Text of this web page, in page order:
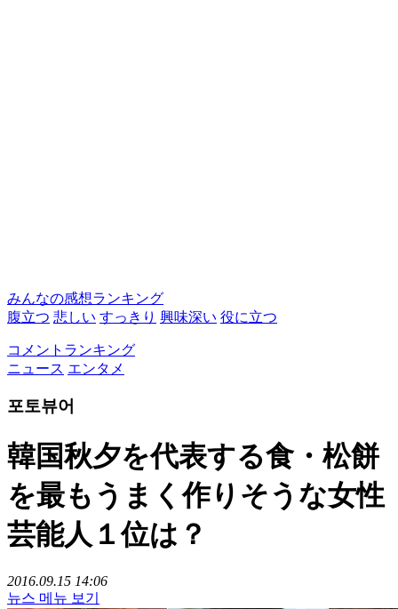
みんなの感想ランキング
腹立つ 悲しい すっきり 興味深い 役に立つ
コメントランキング
ニュース エンタメ
포토뷰어
韓国秋夕を代表する食・松餅
を最もうまく作りそうな女性
芸能人１位は？
2016.09.15 14:06
뉴스 메뉴 보기